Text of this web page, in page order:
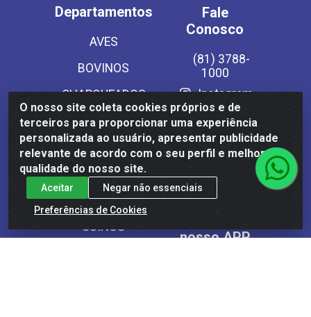
O nosso site coleta cookies próprios e de
terceiros para proporcionar uma experiência
personalizada ao usuário, apresentar publicidade
relevante de acordo com o seu perfil e melhorar a
qualidade do nosso site.
Aceitar
Negar não essenciais
Preferências de Cookies
Departamentos
AVES
BOVINOS
CHARQUEADOS
EMBUTIDOS
LATICINIOS
PESCADOS
SECOS
SUINOS
Fale
Conosco
(81) 3788-
1000
Instagram
Site Seguro
nosso APP